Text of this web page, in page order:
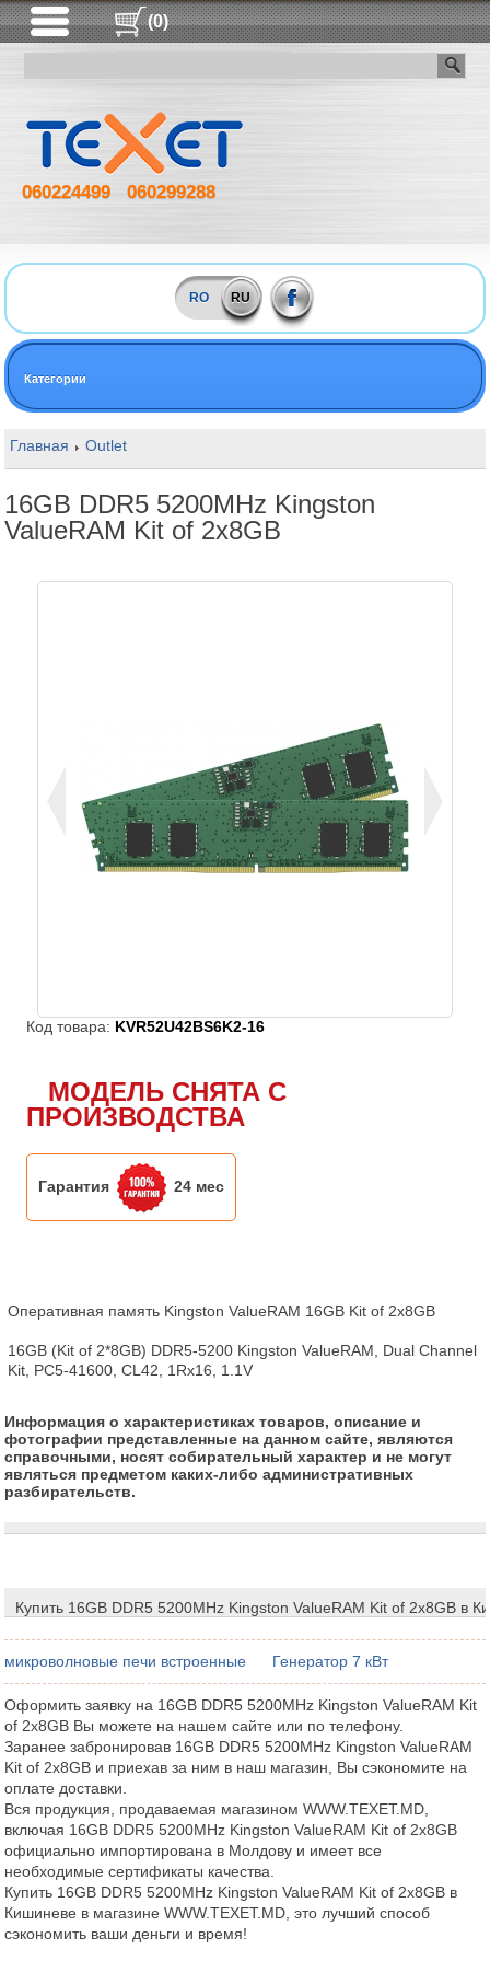
(0)
060224499 060299288
RO RU
Категории
Главная Outlet
16GB DDR5 5200MHz Kingston
ValueRAM Kit of 2x8GB
Код товара: KVR52U42BS6K2-16
МОДЕЛЬ СНЯТА С
ПРОИЗВОДСТВА
Гарантия 24 мес
Оперативная память Kingston ValueRAM 16GB Kit of 2x8GB
16GB (Kit of 2*8GB) DDR5-5200 Kingston ValueRAM, Dual Channel
Kit, PC5-41600, CL42, 1Rx16, 1.1V
Информация о характеристиках товаров, описание и
фотографии представленные на данном сайте, являются
справочными, носят собирательный характер и не могут
являться предметом каких-либо административных
разбирательств.
Купить 16GB DDR5 5200MHz Kingston ValueRAM Kit of 2x8GB в
микроволновые печи встроенные Генератор 7 кВт
Оформить заявку на 16GB DDR5 5200MHz Kingston ValueRAM Kit
of 2x8GB Вы можете на нашем сайте или по телефону.
Заранее забронировав 16GB DDR5 5200MHz Kingston ValueRAM
Kit of 2x8GB и приехав за ним в наш магазин, Вы сэкономите на
оплате доставки.
Вся продукция, продаваемая магазином WWW.TEXET.MD,
включая 16GB DDR5 5200MHz Kingston ValueRAM Kit of 2x8GB
официально импортирована в Молдову и имеет все
необходимые сертификаты качества.
Купить 16GB DDR5 5200MHz Kingston ValueRAM Kit of 2x8GB в
Кишиневе в магазине WWW.TEXET.MD, это лучший способ
сэкономить ваши деньги и время!